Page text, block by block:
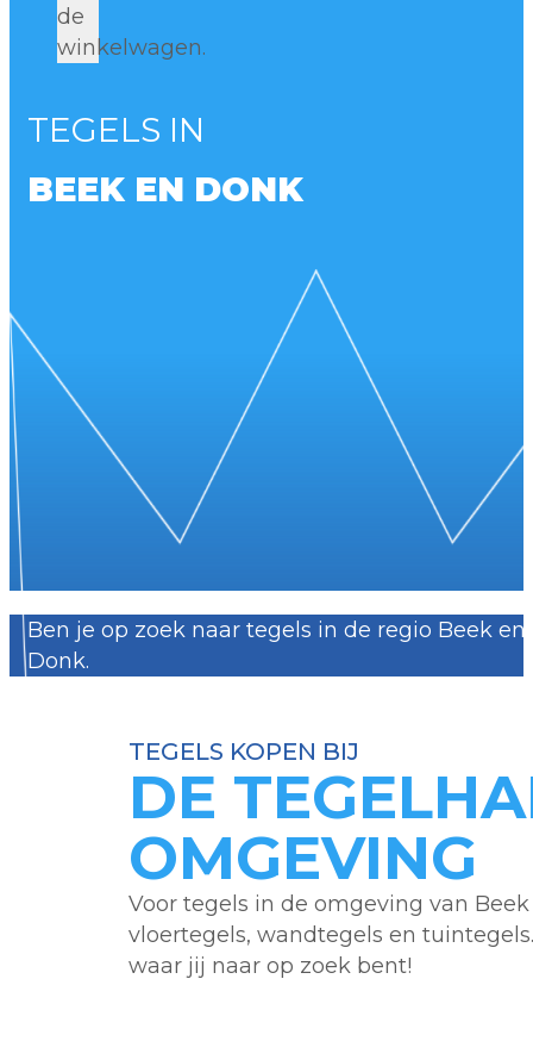
de
winkelwagen.
TEGELS IN
BEEK EN DONK
Ben je op zoek naar tegels in de regio Beek
Donk.
TEGELS KOPEN BIJ
DE
OMGEVING
Voor tegels in de omgeving van
vloertegels, wandtegels en
waar jij naar op zoek bent!